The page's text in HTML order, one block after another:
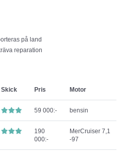
på land
reparation
Skick Pris Motor
59 000:- bensin
190
000:-
MerCruiser 7,1
-97